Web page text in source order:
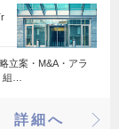
立案・M&A・アラ
組…
詳細へ